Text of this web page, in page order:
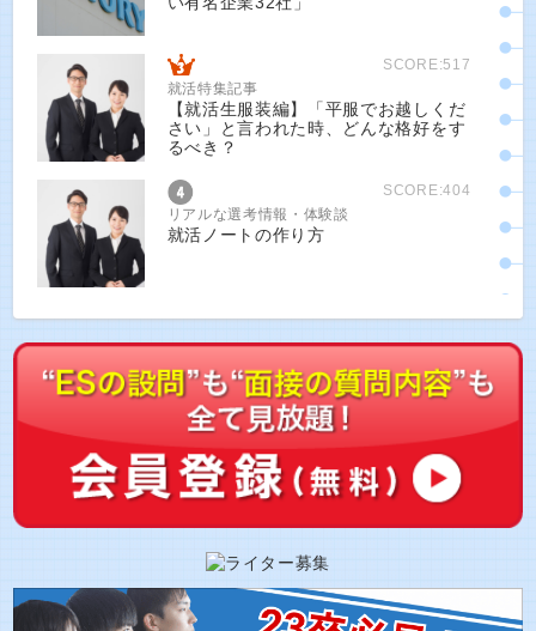
SCORE:517
就活特集記事
【就活生服装編】「平服でお越しくだ
さい」と言われた時、どんな格好をす
るべき？
SCORE:404
リアルな選考情報・体験談
就活ノートの作り方